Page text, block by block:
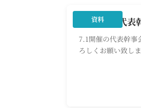
資料
7.1開催 代表
7.1開催の代表幹事
ろしくお願い致し